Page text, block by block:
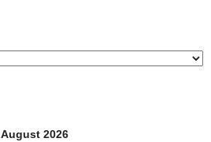
August 2026